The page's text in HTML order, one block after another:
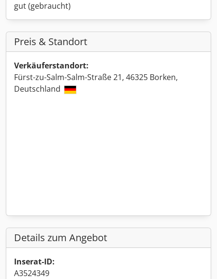
gut (gebraucht)
Preis & Standort
Verkäuferstandort:
Fürst-zu-Salm-Salm-Straße 21, 46325 Borken,
Deutschland
Details zum Angebot
Inserat-ID:
A3524349